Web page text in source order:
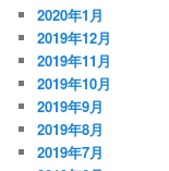
2020年1月
2019年12月
2019年11月
2019年10月
2019年9月
2019年8月
2019年7月